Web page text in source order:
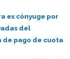
ex cónyuge por
del
pago de cuota